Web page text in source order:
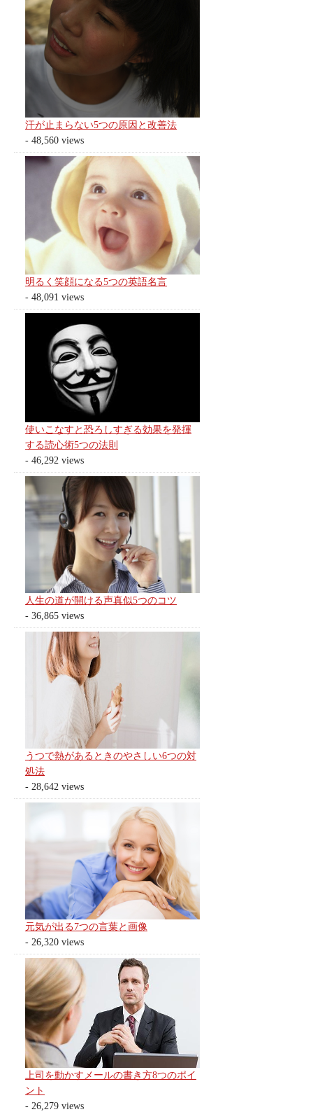
汗が止まらない5つの原因と改善法
- 48,560 views
明るく笑顔になる5つの英語名言
- 48,091 views
使いこなすと恐ろしすぎる効果を発揮
する読心術5つの法則
- 46,292 views
人生の道が開ける声真似5つのコツ
- 36,865 views
うつで熱があるときのやさしい6つの対
処法
- 28,642 views
元気が出る7つの言葉と画像
- 26,320 views
上司を動かすメールの書き方8つのポイ
ント
- 26,279 views